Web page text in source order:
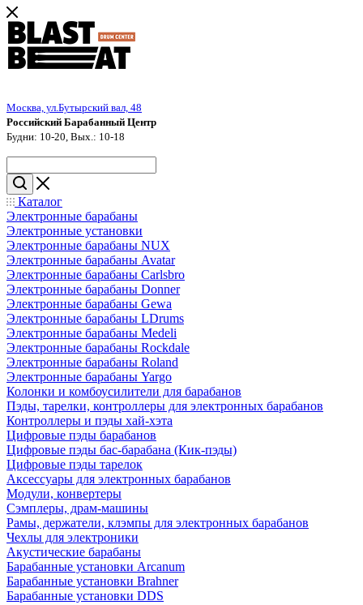
Москва, ул.Бутырский вал, 48
Российский Барабанный Центр
Будни: 10-20, Вых.: 10-18
Каталог
Электронные барабаны
Электронные установки
Электронные барабаны NUX
Электронные барабаны Avatar
Электронные барабаны Carlsbro
Электронные барабаны Donner
Электронные барабаны Gewa
Электронные барабаны LDrums
Электронные барабаны Medeli
Электронные барабаны Rockdale
Электронные барабаны Roland
Электронные барабаны Yargo
Колонки и комбоусилители для барабанов
Пэды, тарелки, контроллеры для электронных барабанов
Контроллеры и пэды хай-хэта
Цифровые пэды барабанов
Цифровые пэды бас-барабана (Кик-пэды)
Цифровые пэды тарелок
Аксессуары для электронных барабанов
Модули, конвертеры
Сэмплеры, драм-машины
Рамы, держатели, клэмпы для электронных барабанов
Чехлы для электроники
Акустические барабаны
Барабанные установки Arcanum
Барабанные установки Brahner
Барабанные установки DDS